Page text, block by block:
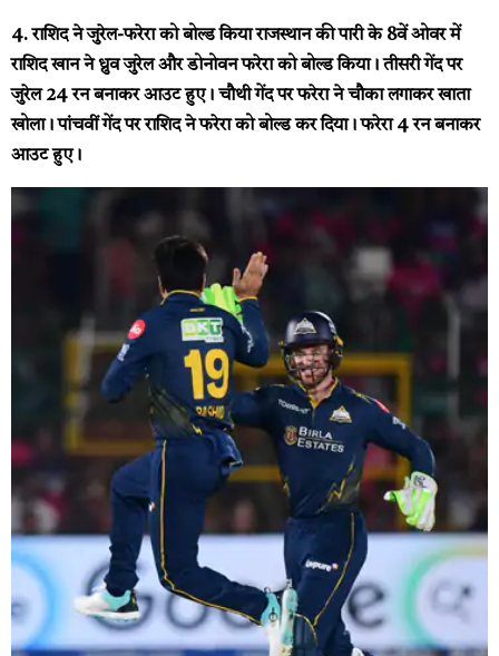
4. राशिद ने जुरेल-फरेरा को बोल्ड कियाराजस्थान की पारी के 8वें ओवर में
राशिद खान ने ध्रुव जुरेल और डोनोवन फरेरा को बोल्ड किया। तीसरी गेंद पर
जुरेल 24 रन बनाकर आउट हुए। चौथी गेंद पर फरेरा ने चौका लगाकर खाता
खोला। पांचवीं गेंद पर राशिद ने फरेरा को बोल्ड कर दिया। फरेरा 4 रन बनाकर
आउट हुए।